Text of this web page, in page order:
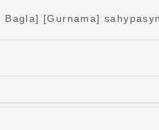
[Gurnama]